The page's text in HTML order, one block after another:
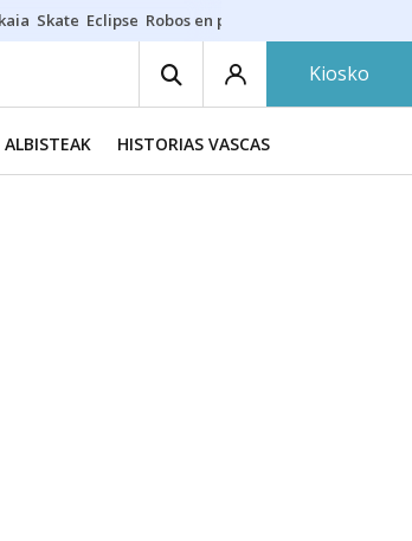
Skate Eclipse Robos en playas
Kiosko
ALBISTEAK HISTORIAS VASCAS